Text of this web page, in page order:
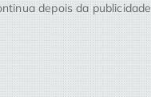
depois da publicidade